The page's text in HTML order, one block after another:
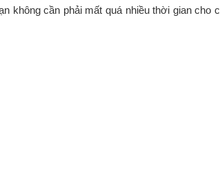
cần phải mất quá nhiều thời gian cho